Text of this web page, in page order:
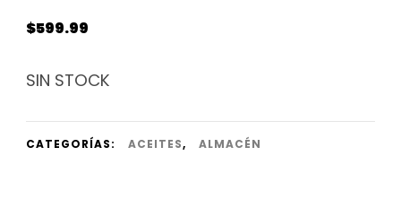
$599.99
SIN STOCK
CATEGORÍAS: ACEITES, ALMACÉN